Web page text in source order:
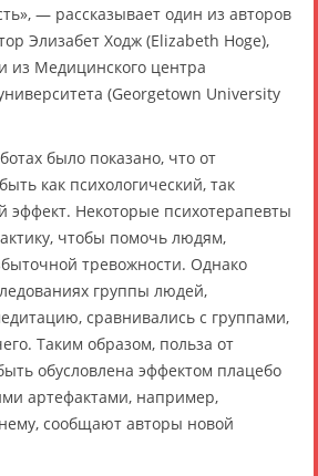
— рассказывает один из авторов
Элизабет Ходж (Elizabeth Hoge),
из Медицинского центра
(Georgetown University
было показано, что от
как психологический, так
эффект. Некоторые психотерапевты
чтобы помочь людям,
тревожности. Однако
группы людей,
сравнивались с группами,
Таким образом, польза от
обусловлена эффектом плацебо
артефактами, например,
сообщают авторы новой